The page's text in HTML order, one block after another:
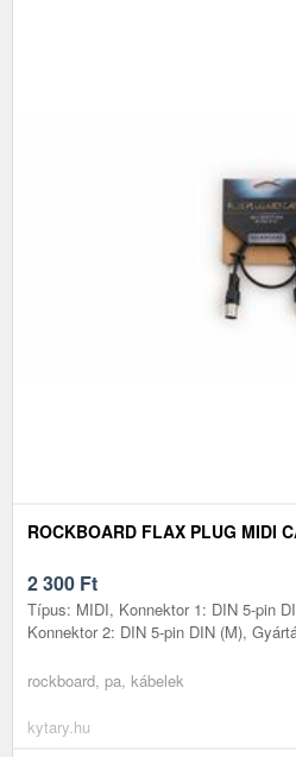
ROCKBOARD FLAX PLUG MIDI
2 300 Ft
Típus: MIDI, Konnektor 1: DIN 5-pin
Konnektor 2: DIN 5-pin DIN (M),
rockboard, pa, kábelek
kytary.hu